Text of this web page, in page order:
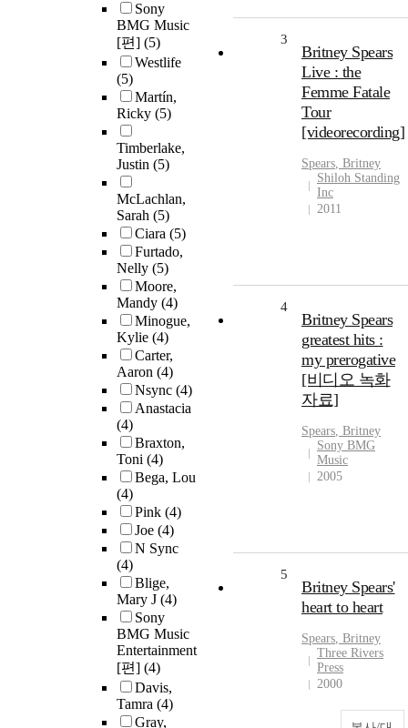
Sony
BMG Music
[편] (5)
Westlife
(5)
Martín,
Ricky (5)
Timberlake,
Justin (5)
McLachlan,
Sarah (5)
Ciara (5)
Furtado,
Nelly (5)
Moore,
Mandy (4)
Minogue,
Kylie (4)
Carter,
Aaron (4)
Nsync (4)
Anastacia
(4)
Braxton,
Toni (4)
Bega, Lou
(4)
Pink (4)
Joe (4)
N Sync
(4)
Blige,
Mary J (4)
Sony
BMG Music
Entertainment
[편] (4)
Davis,
Tamra (4)
Gray,
3
Britney Spears
Live : the
Femme Fatale
Tour
[videorecording]
Spears, Britney
Shiloh Standing
Inc
2011
4
Britney Spears
greatest hits :
my prerogative
[비디오 녹화
자료]
Spears, Britney
Sony BMG
Music
2005
5
Britney Spears'
heart to heart
Spears, Britney
Three Rivers
Press
2000